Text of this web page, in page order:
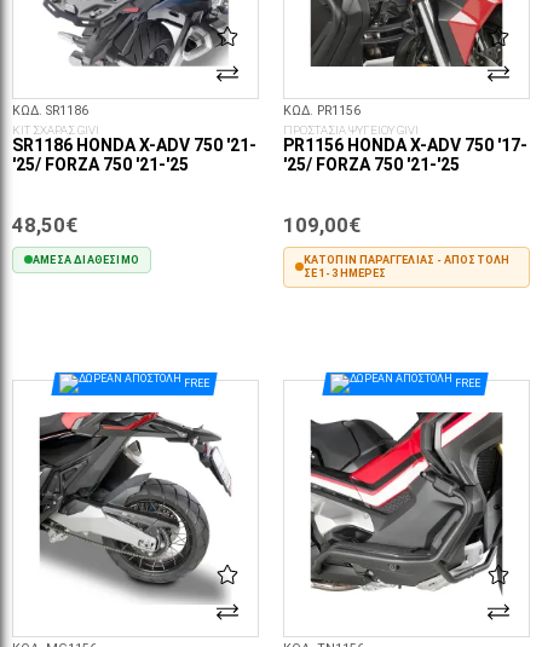
ΚΩΔ. SR1186
ΚΙΤ ΣΧΑΡΑΣ GIVI
SR1186 HONDA X-ADV 750 '21-
'25/ FORZA 750 '21-'25
48,50€
ΆΜΕΣΑ ΔΙΑΘΈΣΙΜΟ
ΚΩΔ. PR1156
ΠΡΟΣΤΑΣΙΑ ΨΥΓΕΙΟΥ GIVI
PR1156 HONDA X-ADV 750 '17-
'25/ FORZA 750 '21-'25
109,00€
ΚΑΤΌΠΙΝ ΠΑΡΑΓΓΕΛΊΑΣ - ΑΠΟΣΤΟΛΉ
ΣΕ 1-3 ΗΜΈΡΕΣ
FREE FREE